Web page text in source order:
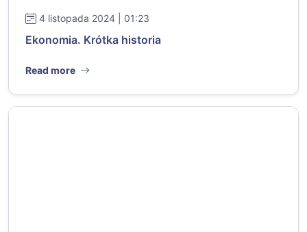
4 listopada 2024 | 01:23
Ekonomia. Krótka historia
Read more